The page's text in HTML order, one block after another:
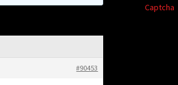
#90453
Captcha